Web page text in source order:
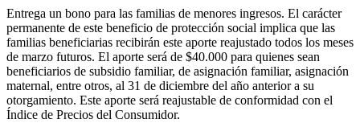
Entrega un bono para las familias de menores ingresos. El carácter
permanente de este beneficio de protección social implica que las
familias beneficiarias recibirán este aporte reajustado todos los meses
de marzo futuros. El aporte será de $40.000 para quienes sean
beneficiarios de subsidio familiar, de asignación familiar, asignación
maternal, entre otros, al 31 de diciembre del año anterior a su
otorgamiento. Este aporte será reajustable de conformidad con el
Índice de Precios del Consumidor.